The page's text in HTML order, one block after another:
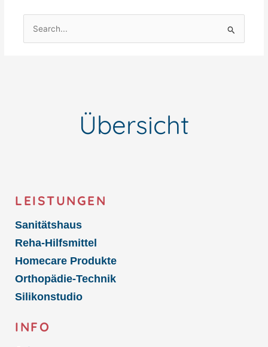
Suchen
nach:
Übersicht
LEISTUNGEN
Sanitätshaus
Reha-Hilfsmittel
Homecare Produkte
Orthopädie-Technik
Silikonstudio
INFO